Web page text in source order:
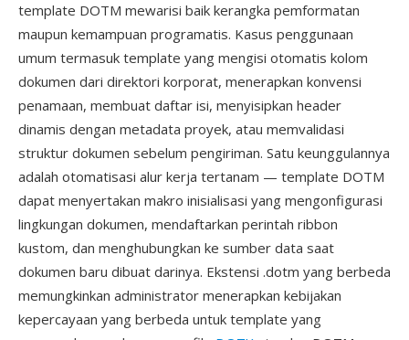
template DOTM mewarisi baik kerangka pemformatan
maupun kemampuan programatis. Kasus penggunaan
umum termasuk template yang mengisi otomatis kolom
dokumen dari direktori korporat, menerapkan konvensi
penamaan, membuat daftar isi, menyisipkan header
dinamis dengan metadata proyek, atau memvalidasi
struktur dokumen sebelum pengiriman. Satu keunggulannya
adalah otomatisasi alur kerja tertanam — template DOTM
dapat menyertakan makro inisialisasi yang mengonfigurasi
lingkungan dokumen, mendaftarkan perintah ribbon
kustom, dan menghubungkan ke sumber data saat
dokumen baru dibuat darinya. Ekstensi .dotm yang berbeda
memungkinkan administrator menerapkan kebijakan
kepercayaan yang berbeda untuk template yang